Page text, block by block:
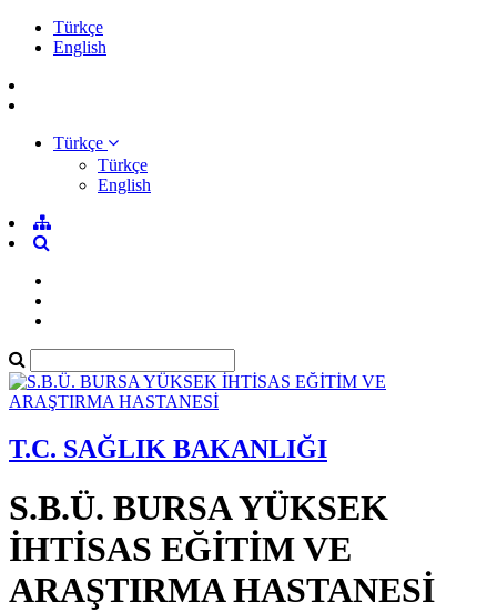
Türkçe
English
Türkçe
Türkçe
English
T.C. SAĞLIK BAKANLIĞI
S.B.Ü. BURSA YÜKSEK
İHTİSAS EĞİTİM VE
ARAŞTIRMA HASTANESİ